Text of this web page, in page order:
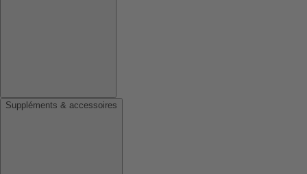
Suppléments & accessoires